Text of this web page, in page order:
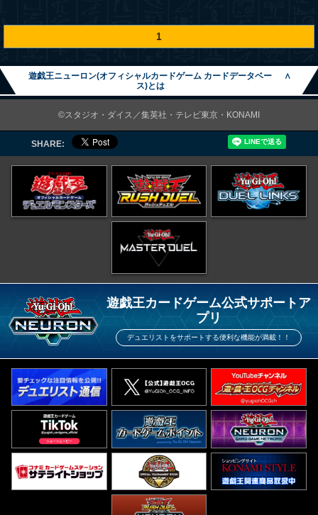
1
遊戯王ニューロン(オフィシャルカードゲーム カードデータベー
ス)とは
∧
©スタジオ・ダイス／集英社・テレビ東京・KONAMI
SHARE:
遊戯王カードゲーム公式サポートア
プリ
デュエリストをサポートする便利な機能が満載！！